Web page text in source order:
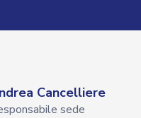
Cancelliere
sede